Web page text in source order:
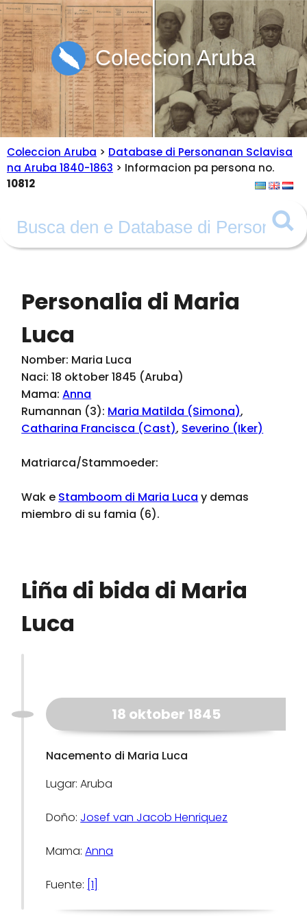
Coleccion Aruba
Coleccion Aruba > Database di Personanan Sclavisa
na Aruba 1840-1863 > Informacion pa persona no.
10812
Personalia di Maria
Luca
Nomber: Maria Luca
Naci: 18 oktober 1845 (Aruba)
Mama:Anna
Rumannan (3): Maria Matilda (Simona),
Catharina Francisca (Cast), Severino (Iker)
Matriarca/Stammoeder:
Wak e Stamboom di Maria Luca y demas
miembro di su famia (6).
Liña di bida di Maria
Luca
18 oktober 1845
Nacemento di Maria Luca
Lugar: Aruba
Doño: Josef van Jacob Henriquez
Mama:Anna
Fuente: [1]